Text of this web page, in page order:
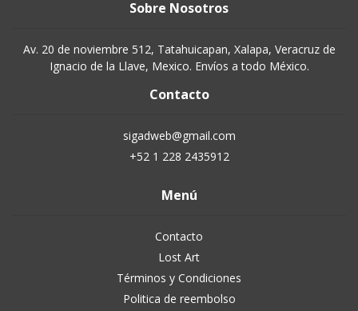
Sobre Nosotros
Av. 20 de noviembre 512, Tatahuicapan, Xalapa, Veracruz de
Ignacio de la Llave, Mexico. Envíos a todo México.
Contacto
sigadweb@gmail.com
+52 1 228 2435912
Menú
Contacto
Lost Art
Términos y Condiciones
Politica de reembolso